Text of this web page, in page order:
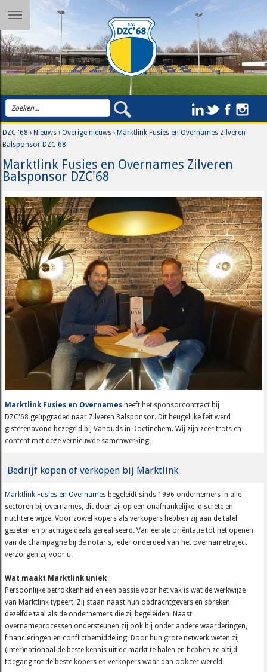
DZC '68 ›Nieuws ›Overige nieuws ›Marktlink Fusies en Overnames Zilveren
Balsponsor DZC'68
Marktlink Fusies en Overnames Zilveren
Balsponsor DZC'68
Marktlink Fusies en Overnames heeft het sponsorcontract bij
DZC'68 geüpgraded naar Zilveren Balsponsor. Dit heugelijke feit werd
gisterenavond bezegeld bij Vanouds in Doetinchem. Wij zijn zeer trots en
content met deze vernieuwde samenwerking!
Bedrijf kopen of verkopen bij Marktlink
Marktlink Fusies en Overnames begeleidt sinds 1996 ondernemers in alle
sectoren bij overnames, dit doen zij op een onafhankelijke, discrete en
nuchtere wijze. Voor zowel kopers als verkopers hebben zij aan de tafel
gezeten en prachtige deals gerealiseerd. Van eerste oriëntatie tot het openen
van de champagne bij de notaris, ieder onderdeel van het overnametraject
verzorgen zij voor u.
Wat maakt Marktlink uniek
Persoonlijke betrokkenheid en een passie voor het vak is wat de werkwijze
van Marktlink typeert. Zij staan naast hun opdrachtgevers en spreken
dezelfde taal als de ondernemers die zij begeleiden. Naast
overnameprocessen ondersteunen zij ook bij onder andere waarderingen,
financieringen en conflictbemiddeling. Door hun grote netwerk weten zij
(inter)nationaal de beste kennis uit de markt te halen en hebben ze altijd
toegang tot de beste kopers en verkopers waar dan ook ter wereld.